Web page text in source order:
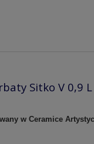
Sitko V 0,9
w Ceramice